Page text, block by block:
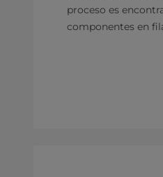
proceso es
componentes en